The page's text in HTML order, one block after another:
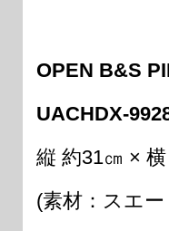
OPEN B&S
UACHDX-
縦 約31㎝ ×
(素材：スエ